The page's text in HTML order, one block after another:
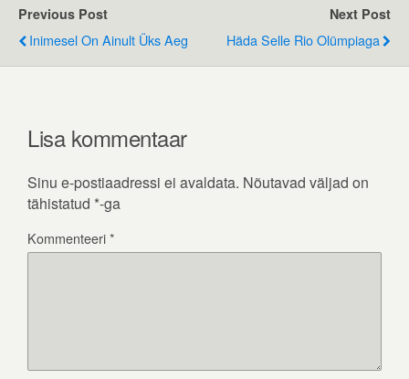
Previous Post
Inimesel On Ainult Üks Aeg
Next Post
Häda Selle Rio Olümpiaga
Lisa kommentaar
Sinu e-postiaadressi ei avaldata. Nõutavad väljad on
tähistatud *-ga
Kommenteeri*